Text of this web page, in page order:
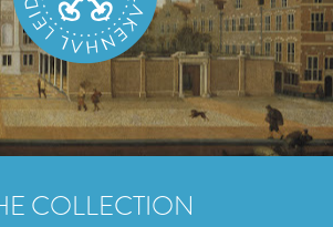
COLLECTION